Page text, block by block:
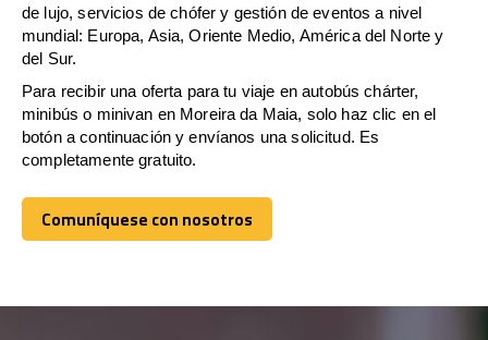
de lujo, servicios de chófer y gestión de eventos a nivel
mundial: Europa, Asia, Oriente Medio, América del Norte y
del Sur.
Para recibir una oferta para tu viaje en autobús chárter,
minibús o minivan en Moreira da Maia, solo haz clic en el
botón a continuación y envíanos una solicitud. Es
completamente gratuito.
Comuníquese con nosotros
Comuníquese con nosotros